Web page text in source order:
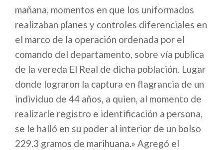
mañana, momentos en que los uniformados
realizaban planes y controles diferenciales en
el marco de la operación ordenada por el
comando del departamento, sobre vía publica
de la vereda El Real de dicha población. Lugar
donde lograron la captura en flagrancia de un
individuo de 44 años, a quien, al momento de
realizarle registro e identificación a persona,
se le halló en su poder al interior de un bolso
229.3 gramos de marihuana.» Agregó el